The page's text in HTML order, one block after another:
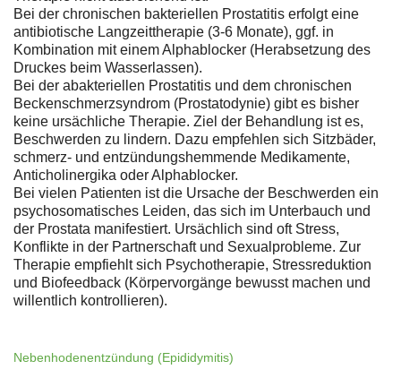
Bei der chronischen bakteriellen Prostatitis erfolgt eine
antibiotische Langzeittherapie (3-6 Monate), ggf. in
Kombination mit einem Alphablocker (Herabsetzung des
Druckes beim Wasserlassen).
Bei der abakteriellen Prostatitis und dem chronischen
Beckenschmerzsyndrom (Prostatodynie) gibt es bisher
keine ursächliche Therapie. Ziel der Behandlung ist es,
Beschwerden zu lindern. Dazu empfehlen sich Sitzbäder,
schmerz- und entzündungshemmende Medikamente,
Anticholinergika oder Alphablocker.
Bei vielen Patienten ist die Ursache der Beschwerden ein
psychosomatisches Leiden, das sich im Unterbauch und
der Prostata manifestiert. Ursächlich sind oft Stress,
Konflikte in der Partnerschaft und Sexualprobleme. Zur
Therapie empfiehlt sich Psychotherapie, Stressreduktion
und Biofeedback (Körpervorgänge bewusst machen und
willentlich kontrollieren).
Nebenhodenentzündung (Epididymitis)